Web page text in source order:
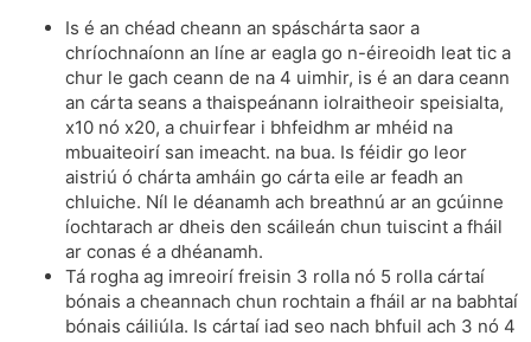
Is é an chéad cheann an spáschárta saor a
chríochnaíonn an líne ar eagla go n-éireoidh leat tic a
chur le gach ceann de na 4 uimhir, is é an dara ceann
an cárta seans a thaispeánann iolraitheoir speisialta,
x10 nó x20, a chuirfear i bhfeidhm ar mhéid na
mbuaiteoirí san imeacht. na bua. Is féidir go leor
aistriú ó chárta amháin go cárta eile ar feadh an
chluiche. Níl le déanamh ach breathnú ar an gcúinne
íochtarach ar dheis den scáileán chun tuiscint a fháil
ar conas é a dhéanamh.
Tá rogha ag imreoirí freisin 3 rolla nó 5 rolla cártaí
bónais a cheannach chun rochtain a fháil ar na babhtaí
bónais cáiliúla. Is cártaí iad seo nach bhfuil ach 3 nó 4